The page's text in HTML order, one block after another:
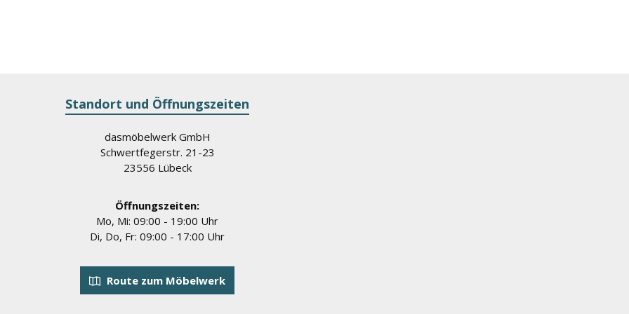
Standort und Öffnungszeiten
dasmöbelwerk GmbH
Schwertfegerstr. 21-23
23556 Lübeck
Öffnungszeiten:
Mo, Mi: 09:00 - 19:00 Uhr
Di, Do, Fr: 09:00 - 17:00 Uhr
Route zum Möbelwerk